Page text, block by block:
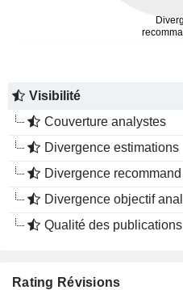
Visibilité
Couverture analystes
Divergence estimations
Divergence recommandations analystes
Divergence objectif analystes
Qualité des publications
Rating Révisions